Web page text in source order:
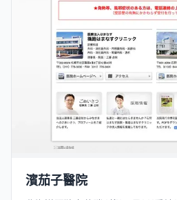
濱茄子醫院